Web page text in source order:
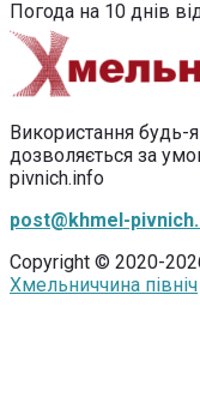
Погода на 10 днів
Використання будь-
дозволяється за
pivnich.info
post@khmel-
Copyright © 2020-
Хмельниччина північ